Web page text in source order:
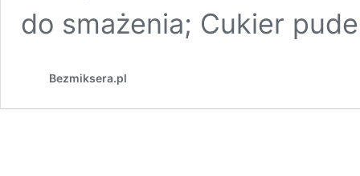
do smażenia; Cukier
Bezmiksera.pl